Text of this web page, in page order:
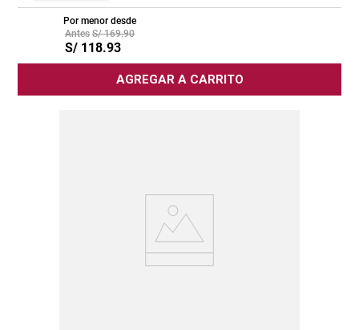
Por menor desde
S/ 169.90
S/ 118.93
AGREGAR A CARRITO